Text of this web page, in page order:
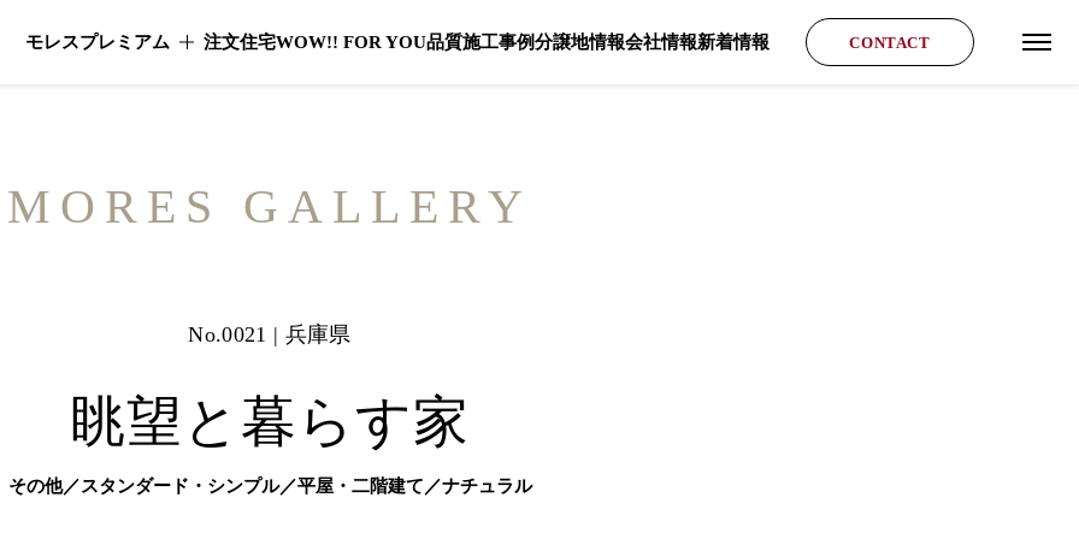
モレスプレミアム モレスプレミアムのメニューを開く
注文住宅WOW!! FOR YOU品質施工事例分譲地情報会社情報新着情報 CONTACT
グロ
MORES GALLERY
No.0021 | 兵庫県
眺望と暮らす家
その他／スタンダード・シンプル／平屋・二階建て／ナチュラル